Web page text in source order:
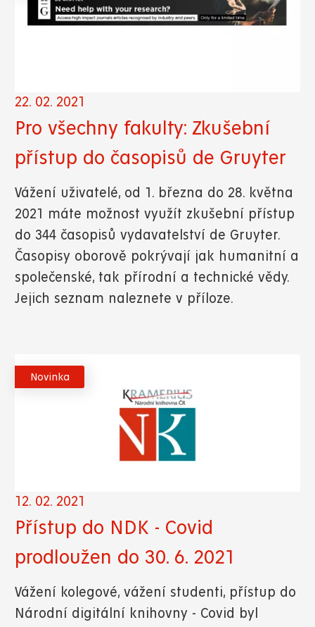
22. 02. 2021
Pro všechny fakulty: Zkušební
přístup do časopisů de Gruyter
Vážení uživatelé, od 1. března do 28. května
2021 máte možnost využít zkušební přístup
do 344 časopisů vydavatelství de Gruyter.
Časopisy oborově pokrývají jak humanitní a
společenské, tak přírodní a technické vědy.
Jejich seznam naleznete v příloze.
Novinka
12. 02. 2021
Přístup do NDK - Covid
prodloužen do 30. 6. 2021
Vážení kolegové, vážení studenti, přístup do
Národní digitální knihovny - Covid byl